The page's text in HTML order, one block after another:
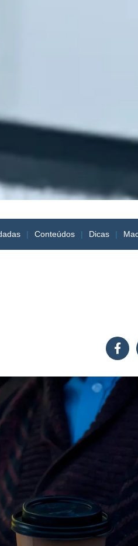
Conteúdos Dicas